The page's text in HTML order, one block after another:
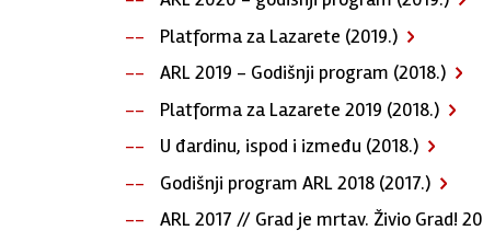
Platforma za Lazarete (2019.)
ARL 2019 - Godišnji program (2018.)
Platforma za Lazarete 2019 (2018.)
U đardinu, ispod i između (2018.)
Godišnji program ARL 2018 (2017.)
ARL 2017 // Grad je mrtav. Živio Grad!